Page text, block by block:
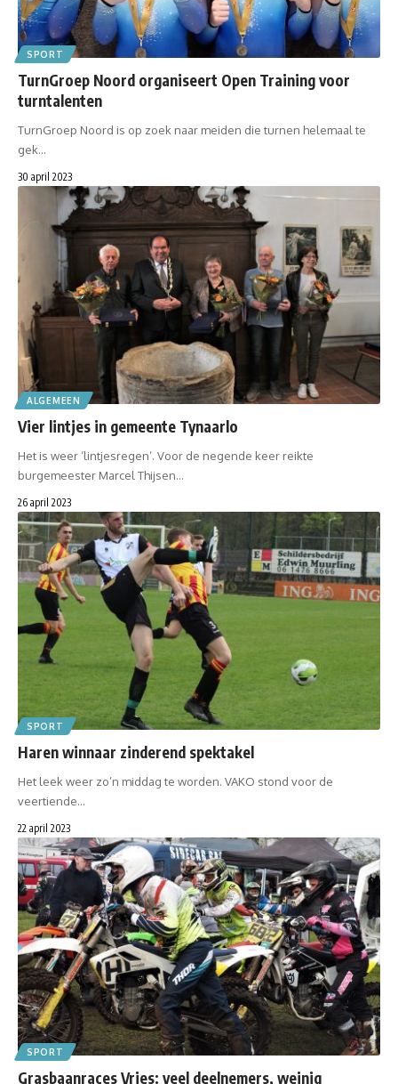
SPORT
TurnGroep Noord organiseert Open Training voor
turntalenten
TurnGroep Noord is op zoek naar meiden die turnen helemaal te
gek…
30 april 2023
ALGEMEEN
Vier lintjes in gemeente Tynaarlo
Het is weer ‘lintjesregen’. Voor de negende keer reikte
burgemeester Marcel Thijsen…
26 april 2023
SPORT
Haren winnaar zinderend spektakel
Het leek weer zo’n middag te worden. VAKO stond voor de
veertiende…
22 april 2023
SPORT
Grasbaanraces Vries: veel deelnemers, weinig